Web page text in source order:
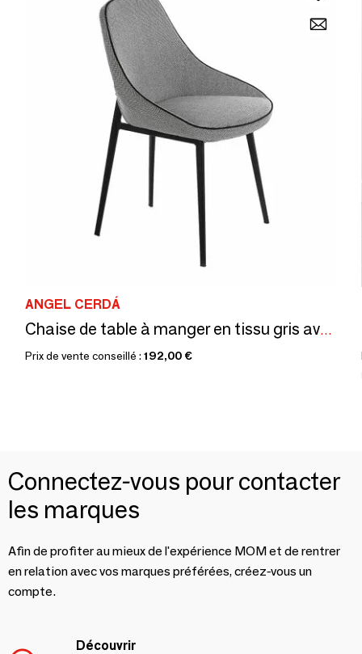
ANGEL CERDÁ
Chaise de table à manger en tissu gris avec garniture noire
Prix de vente conseillé : 192,00 €
Connectez-vous pour contacter
les marques
Afin de profiter au mieux de l'expérience MOM et de rentrer
en relation avec vos marques préférées, créez-vous un
compte.
Découvrir